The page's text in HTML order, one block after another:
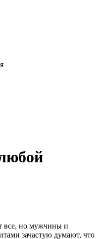
все, но мужчины и
зачастую думают, что